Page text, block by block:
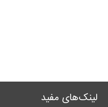
لینک‌های مفید